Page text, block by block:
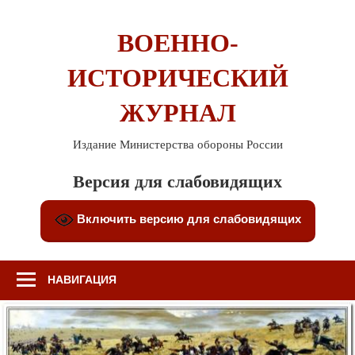
ВОЕННО-
ИСТОРИЧЕСКИЙ
ЖУРНАЛ
Издание Министерства обороны России
Версия для слабовидящих
Включить версию для слабовидящих
НАВИГАЦИЯ